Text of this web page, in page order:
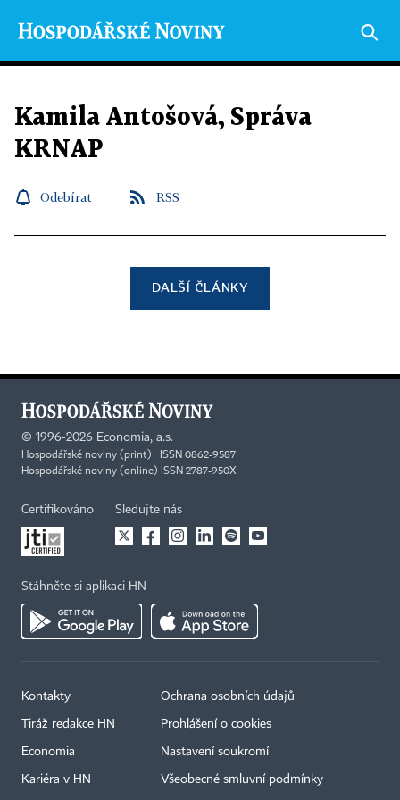
Kamila Antošová, Správa
KRNAP
Odebírat RSS
DALŠÍ ČLÁNKY
© 1996-2026 Economia, a.s.
Hospodářské noviny (print) ISSN 0862-9587
Hospodářské noviny (online) ISSN 2787-950X
Certifikováno Sledujte nás
Stáhněte si aplikaci HN
Kontakty
Tiráž redakce HN
Economia
Kariéra v HN
Ochrana osobních údajů
Prohlášení o cookies
Nastavení soukromí
Všeobecné smluvní podmínky